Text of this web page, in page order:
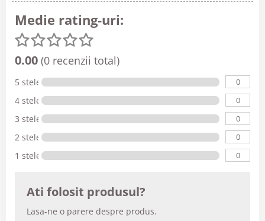
Medie rating-uri:
0.00 (0 recenzii total)
5 stele 0
4 stele 0
3 stele 0
2 stele 0
1 stele 0
Ati folosit produsul?
Lasa-ne o parere despre produs.